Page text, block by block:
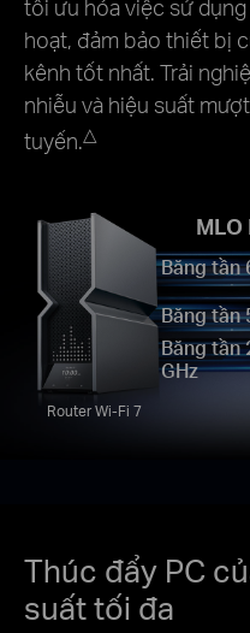
tối ưu hóa việc sử
hoạt, đảm bảo thiết bị
kênh tốt nhất. Trải
nhiễu và hiệu suất
tuyến.△
Băng tần
Băng tần
Băng tần
GHz
Router Wi-Fi 7
Thúc đẩy PC
suất tối đa